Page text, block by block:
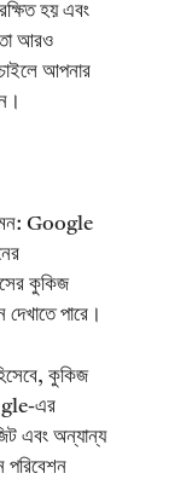
হয় এবং
আরও
আপনার
Google
কুকিজ
দেখাতে পারে।
কুকিজ
এর
এবং অন্যান্য
পরিবেশন